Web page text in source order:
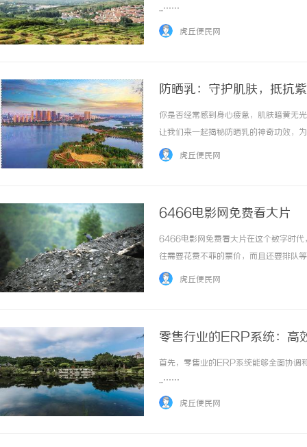
...……
虎丘便民网
防晒乳：守护肌肤，抵抗
你是否经常感到身心疲惫，肌肤暗黄无
让我们来一起揭秘防晒乳的神奇功效，
让我们了解一下紫外线是如何侵害肌
虎丘便民网
6466电影网免费看大片
6466电影网免费看大片在这个数字时代
往需要花费不菲的票价，而且还要排队
网。6466电影网是一家专注于提供免
虎丘便民网
零售行业的ERP系统：高
首先，零售业的ERP系统能够全面协调
...……
虎丘便民网
典范